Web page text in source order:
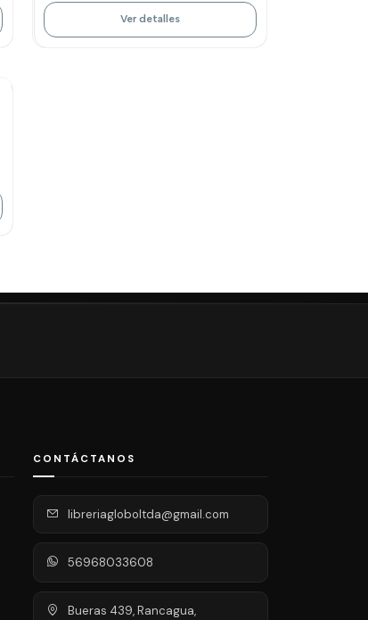
Ver detalles
CONTÁCTANOS
libreriagloboltda@gmail.com
56968033608
Bueras 439, Rancagua,